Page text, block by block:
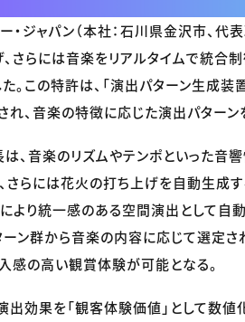
・ジャパン（本社：石川県金沢市、代
さらには音楽をリアルタイムで統
。この特許は、「演出パターン生成
れ、音楽の特徴に応じた演出パター
、音楽のリズムやテンポといった音
さらには花火の打ち上げを自動生成
より統一感のある空間演出として自
ン群から音楽の内容に応じて選定さ
感の高い観賞体験が可能となる。
出効果を「観客体験価値」として数値